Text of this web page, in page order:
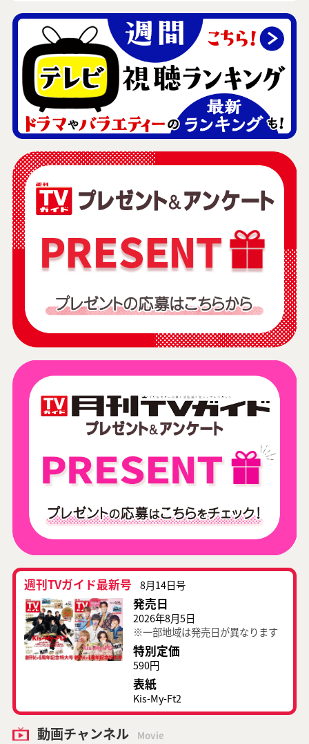
週刊TVガイド最新号 8月14日号
発売日
2026年8月5日
※一部地域は発売日が異なります
特別定価
590円
表紙
Kis-My-Ft2
動画チャンネル Movie